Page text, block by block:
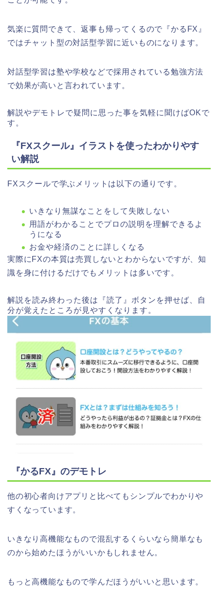
気楽に質問できて、返事も帰ってくるので『かるFX』
ではチャット型の対話型学習に近いものになります。
対話型学習は塾や学校などで採用されている勉強方法
で効果が高いと言われています。
解説やデモトレで疑問に思った事を気軽に聞けばOKで
す。
『FXスクール』イラストを使ったわかりやす
い解説
FXスクールで学ぶメリットは以下の通りです。
いきなり無謀なことをして失敗しない
用語がわかることでプロの説明を理解できるよ
うになる
お金や経済のことに詳しくなる
実際にFXの本質は売買しないとわからないですが、知
識を身に付けるだけでもメリットは多いです。
解説を読み終わった後は『読了』ボタンを押せば、自
分が覚えたところが見やすくなります。
『かるFX』のデモトレ
他の初心者向けアプリと比べてもシンプルでわかりや
すくなっています。
いきなり高機能なもので混乱するくらいなら簡単なも
のから始めたほうがいいかもしれません。
もっと高機能なもので学んだほうがいいと思います。